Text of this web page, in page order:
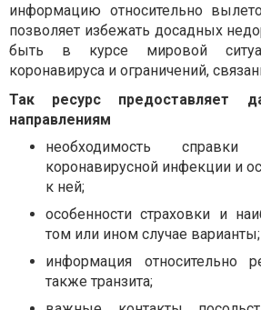
информацию относительно
позволяет избежать досадных
быть в курсе мировой
коронавируса и ограничений,
Так ресурс предоставляет
направлениям
необходимость
коронавирусной инфекции и
к ней;
особенности страховки и
том или ином случае варианты;
информация относительно
также транзита;